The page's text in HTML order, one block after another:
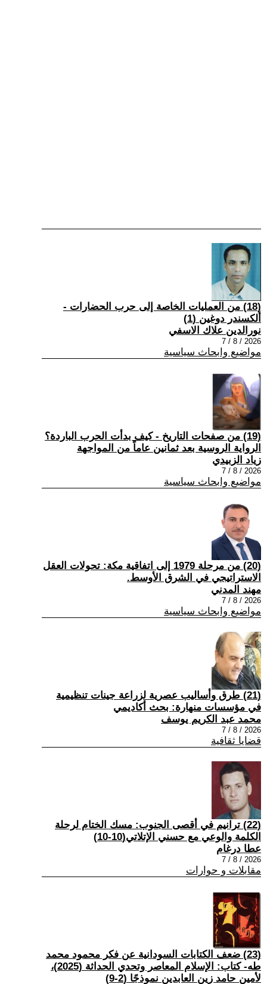
(18) من العمليات الخاصة إلى حرب الحضارات -
ألكسندر دوغين (1)
نورالدين علاك الاسفي
2026 / 8 / 7
مواضيع وابحاث سياسية
(19) من صفحات التاريخ - كيف بدأت الحرب الباردة؟
الرواية الروسية بعد ثمانين عاماً من المواجهة
زياد الزبيدي
2026 / 8 / 7
مواضيع وابحاث سياسية
(20) من مرحلة 1979 إلى اتفاقية مكة: تحولات العقل
الاستراتيجي في الشرق الأوسط.
مهند المدني
2026 / 8 / 7
مواضيع وابحاث سياسية
(21) طرق وأساليب عصرية لزراعة جينات تنظيمية
في مؤسسات منهارة: بحث أكاديمي
محمد عبد الكريم يوسف
2026 / 8 / 7
قضايا ثقافية
(22) ترانيم في أقصى الجنوب: مسك الختام لرحلة
الكلمة والوعي مع حسني الإتلاتي(10-10)
عطا درغام
2026 / 8 / 7
مقابلات و حوارات
(23) ضعف الكتابات السودانية عن فكر محمود محمد
طه- كتاب: الإسلام المعاصر وتحدي الحداثة (2025)،
لأمين حامد زين العابدين نموذجًا (2-9)